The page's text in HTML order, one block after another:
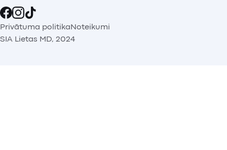
Privātuma politikaNoteikumi
SIA Lietas MD, 2024